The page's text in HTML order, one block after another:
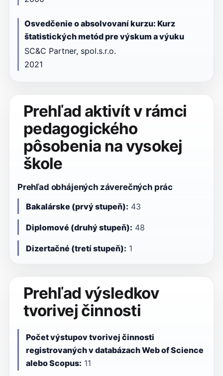
Osvedčenie o absolvovaní kurzu: Kurz
štatistických metód pre výskum a výuku
SC&C Partner, spol.s.r.o.
2021
Prehľad aktivít v rámci
pedagogického
pôsobenia na vysokej
škole
Prehľad obhájených záverečných prác
Bakalárske (prvý stupeň): 43
Diplomové (druhý stupeň): 48
Dizertačné (tretí stupeň): 1
Prehľad výsledkov
tvorivej činnosti
Počet výstupov tvorivej činnosti
registrovaných v databázach Web of Science
alebo Scopus: 11